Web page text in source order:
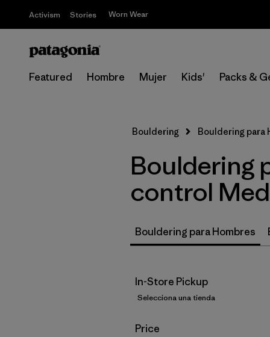
Activism Stories Worn Wear
Featured Hombre Mujer Kids' Packs &
Bouldering Bouldering para
Bouldering
control
Bouldering para Hombres
In-Store Pickup
Selecciona una tienda
Filtrar por
Price